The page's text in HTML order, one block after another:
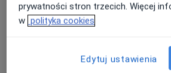
Usługi i ceny
prywatności stron trzecich. Więcej
w polityka cookies
Edytuj ustawienia